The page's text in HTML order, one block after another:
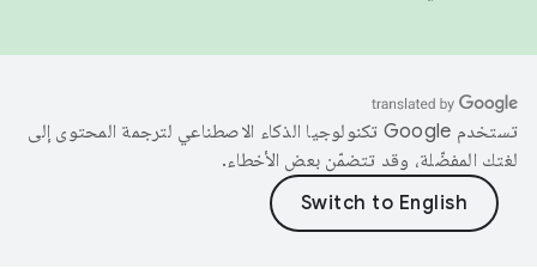
تستخدم Google تكنولوجيا الذكاء الاصطناعي لترجمة المحتوى إلى
لغتك المفضّلة، وقد تتضمّن بعض الأخطاء.